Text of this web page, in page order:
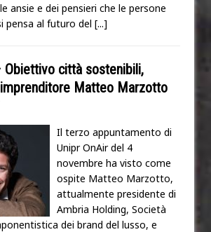
ansie e dei pensieri che le persone
pensa al futuro del [...]
Obiettivo città sostenibili,
Matteo Marzotto
Il terzo appuntamento di
Unipr OnAir del 4
novembre ha visto come
ospite Matteo Marzotto,
attualmente presidente di
Ambria Holding, Società
dei brand del lusso, e